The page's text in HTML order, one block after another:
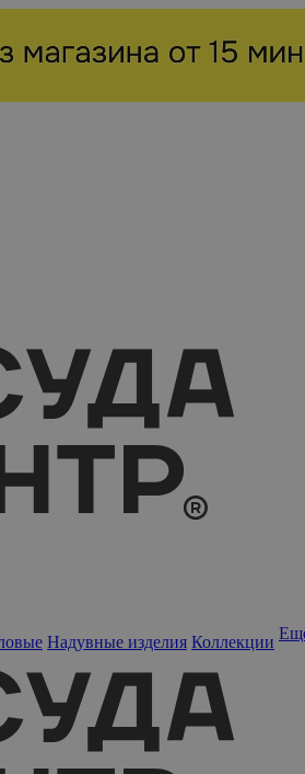
Надувные изделия Коллекции